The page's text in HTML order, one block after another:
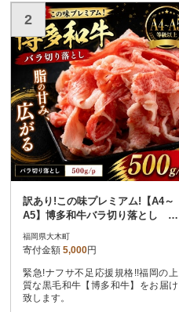
2
訳あり!この味プレミアム!【A4～
A5】博多和牛バラ切り落とし 5
福岡県大木町
寄付金額 5,000円
緊急!ナフサ不足応援規格!!福岡の上
質な黒毛和牛【博多和牛】をお届け
致します。